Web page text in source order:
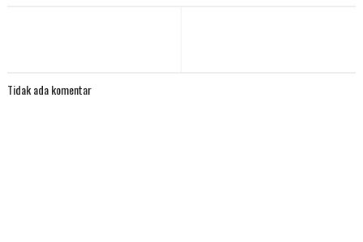
Tidak ada komentar